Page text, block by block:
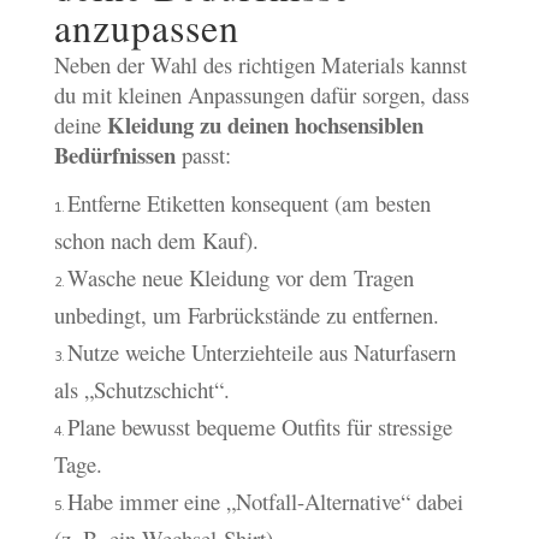
anzupassen
Neben der Wahl des richtigen Materials kannst
du mit kleinen Anpassungen dafür sorgen, dass
deine Kleidung zu deinen hochsensiblen
Bedürfnissenpasst:
Entferne Etiketten konsequent (am besten
schon nach dem Kauf).
Wasche neue Kleidung vor dem Tragen
unbedingt, um Farbrückstände zu entfernen.
Nutze weiche Unterziehteile aus Naturfasern
als „Schutzschicht“.
Plane bewusst bequeme Outfits für stressige
Tage.
Habe immer eine „Notfall-Alternative“ dabei